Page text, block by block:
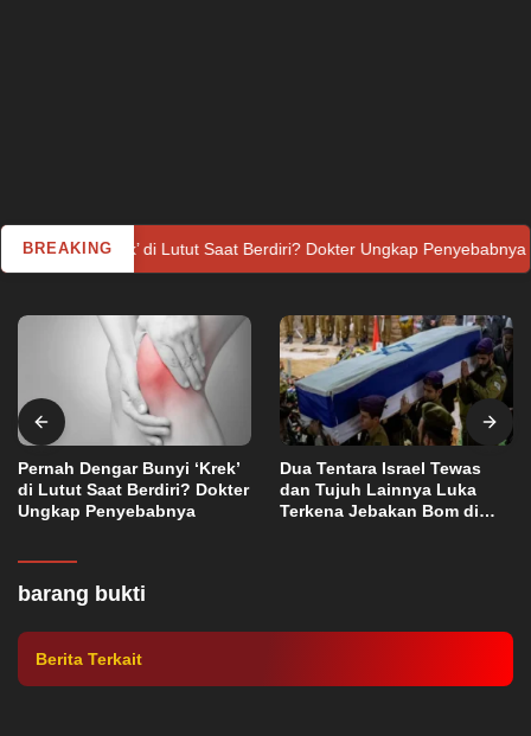
BREAKING
di Lutut Saat Berdiri? Dokter Ungkap Penyebabnya Dua
Pernah Dengar Bunyi ‘Krek’
di Lutut Saat Berdiri? Dokter
Ungkap Penyebabnya
Dua Tentara Israel Tewas
dan Tujuh Lainnya Luka
Terkena Jebakan Bom di
barang bukti
Hukum Kriminal Utama
Barang Bukti 29 Kg Sabu-sabu Tangkapan
Polda Sulteng Segera Dimusnahkan
Berita Terkait